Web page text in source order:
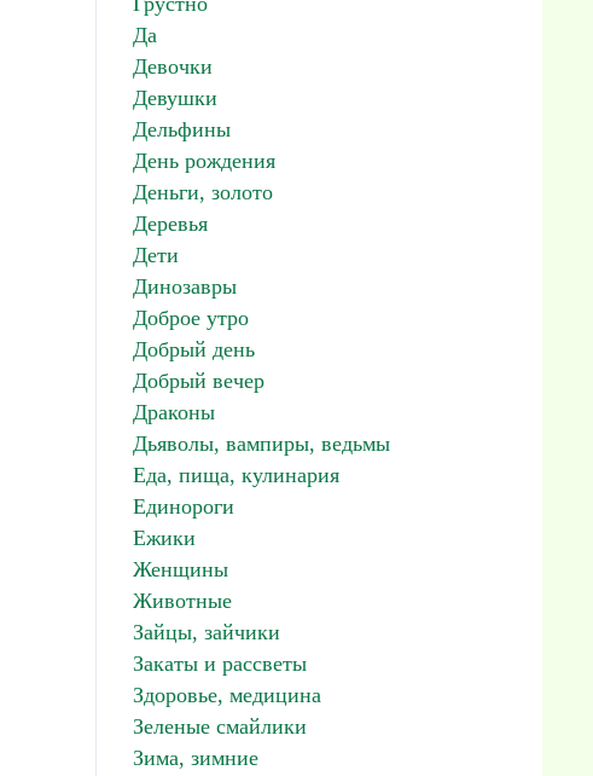
Да
Девочки
Девушки
Дельфины
День рождения
Деньги, золото
Деревья
Дети
Динозавры
Доброе утро
Добрый день
Добрый вечер
Драконы
Дьяволы, вампиры, ведьмы
Еда, пища, кулинария
Единороги
Ежики
Женщины
Животные
Зайцы, зайчики
Закаты и рассветы
Здоровье, медицина
Зеленые смайлики
Зима, зимние